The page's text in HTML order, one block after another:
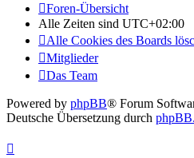
Foren-Übersicht
Alle Zeiten sind UTC+02:00
Alle Cookies des Boards
Mitglieder
Das Team
Powered by phpBB® Forum
Deutsche Übersetzung durch